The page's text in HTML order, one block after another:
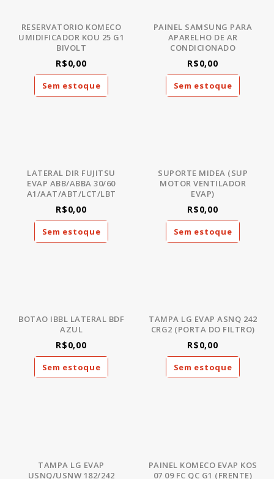
RESERVATORIO KOMECO
UMIDIFICADOR KOU 25 G1
BIVOLT
R$0,00
Sem estoque
PAINEL SAMSUNG PARA
APARELHO DE AR
CONDICIONADO
R$0,00
Sem estoque
LATERAL DIR FUJITSU
EVAP ABB/ABBA 30/60
A1/AAT/ABT/LCT/LBT
R$0,00
Sem estoque
SUPORTE MIDEA (SUP
MOTOR VENTILADOR
EVAP)
R$0,00
Sem estoque
BOTAO IBBL LATERAL BDF
AZUL
R$0,00
Sem estoque
TAMPA LG EVAP ASNQ 242
CRG2 (PORTA DO FILTRO)
R$0,00
Sem estoque
TAMPA LG EVAP
USNQ/USNW 182/242
PAINEL KOMECO EVAP KOS
07 09 FC QC G1 (FRENTE)